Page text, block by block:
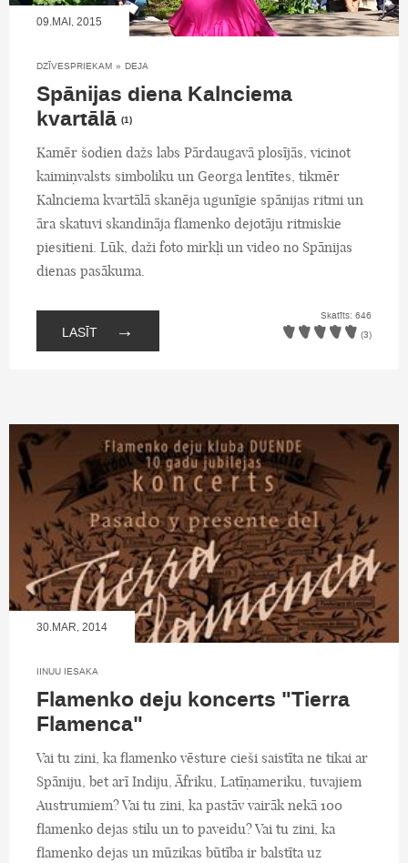
09.MAI, 2015
DZĪVESPRIEKAM » DEJA
Spānijas diena Kalnciema
kvartālā (1)
Kamēr šodien dažs labs Pārdaugavā plosījās, vicinot
kaimiņvalsts simboliku un Georga lentītes, tikmēr
Kalnciema kvartālā skanēja ugunīgie spānijas ritmi un
āra skatuvi skandināja flamenko dejotāju ritmiskie
piesitieni. Lūk, daži foto mirkļi un video no Spānijas
dienas pasākuma.
LASĪT →
Skatīts: 646
(3)
30.MAR, 2014
IINUU IESAKA
Flamenko deju koncerts "Tierra
Flamenca"
Vai tu zini, ka flamenko vēsture cieši saistīta ne tikai ar
Spāniju, bet arī Indiju, Āfriku, Latīņameriku, tuvajiem
Austrumiem? Vai tu zini, ka pastāv vairāk nekā 100
flamenko dejas stilu un to paveidu? Vai tu zini, ka
flamenko dejas un mūzikas būtība ir balstīta uz